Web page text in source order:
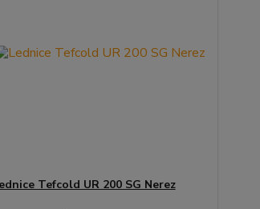
Tefcold UR 200 SG Nerez